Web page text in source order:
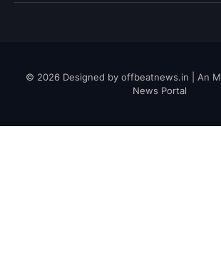
© 2026 Designed by offbeatnews.in | An
News Portal